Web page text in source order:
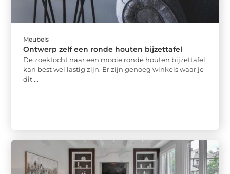
Meubels
Ontwerp zelf een ronde houten bijzettafel
De zoektocht naar een mooie ronde houten bijzettafel
kan best wel lastig zijn. Er zijn genoeg winkels waar je
dit ...